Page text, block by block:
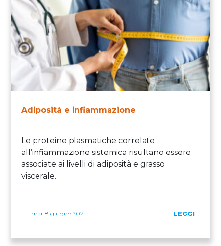
Adiposità e infiammazione
Le proteine plasmatiche correlate
all’infiammazione sistemica risultano essere
associate ai livelli di adiposità e grasso
viscerale.
mar 8 giugno 2021 LEGGI